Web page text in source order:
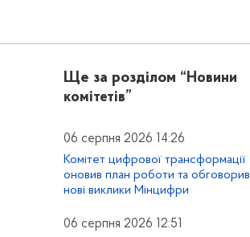
Ще за розділом “Новини
комітетів”
06 серпня 2026 14:26
Комітет цифрової трансформації
оновив план роботи та обговорив
нові виклики Мінцифри
06 серпня 2026 12:51